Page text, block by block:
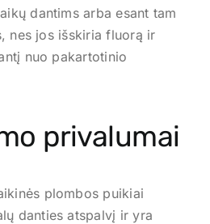
dantims arba esant tam
nes jos išskiria fluorą ir
nuo pakartotinio
privalumai
plombos puikiai
danties atspalvį ir yra